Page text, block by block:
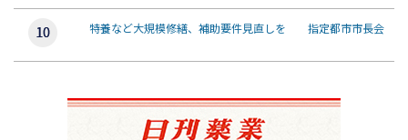
特養など大規模修繕、補助要件見直しを 指定都市市長会